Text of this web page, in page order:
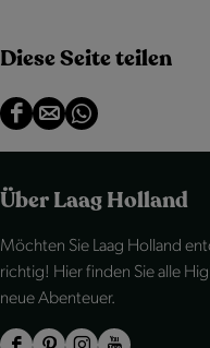
Diese Seite teilen
D
e
e
S
e
D
e
e
S
e
D
e
e
S
e
Über Laag Holland
Möchten Sie Laag Holland
richtig! Hier finden Sie alle
neue Abenteuer.